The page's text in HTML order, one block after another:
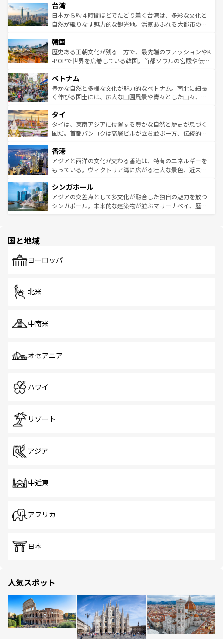
ならではの贅沢な旅のスタイルだ。 なお、新着のアメリカ
情報はコンテンツ一覧を参照してほしい。
れるおもてなしの心で訪れる人々を迎えてくれるハワイの
人々、おいしいローカルフードやハワイアンミュージッ
ク、伝統的なフラダンスなど、すべてがハワイの魅力を彩
ワイを、存分に味わってほしい。 なお、新着のハワイ情報
はコンテンツ一覧を参照してほしい。
リアリーフや大陸中央部にそびえるウルル（エアーズロッ
ク）、タスマニアの美しい原生林やケアンズの熱帯雨林な
ど、見どころがたくさん。また、カフェやワイン、オージ
いる。アクティビティも充実しており、サーフィンやダイ
ビング、ハイキングなど、アウトドア好きにはたまらな
い。オーストラリアの多彩な魅力を存分に味わいつくそ
参照してほしい。
台湾
日本から約４時間ほどでたどり着く台湾は、多彩な文化と
自然が織りなす魅力的な観光地。活気あふれる大都市の台
ン）、静ひつな山岳地帯である台湾東部など、都市の喧騒
と山間の静けさが共存しており、訪れる人に新しい発見と
驚きをもたらしてくれる。また、奥深い台湾の食文化も魅
容にもいいと評判のスイーツなど、バラエティ豊かな料理
が味わえる。 なお、新着の台湾情報は コンテンツ一覧を参
照してほしい。
韓国
歴史ある王朝文化が残る一方で、最先端のファッションやK
-POPで世界を席巻している韓国。首都ソウルの宮殿や伝統
き、地方に足を延ばせば四季折々の自然美を楽しむことが
できる。そして、キムチや焼肉、絶品のストリートフード
まで、さまざまな韓国料理が待っている。夜には、韓国な
リティに包まれながら、韓国の多彩な魅力を心ゆくまで味
わってみてほしい。 なお、新着の韓国情報はコンテンツ一
覧を参照してほしい。
ベトナム
豊かな自然と多様な文化が魅力的なベトナム。南北に細長
く伸びる国土には、広大な田園風景や青々とした山々、世
急速な発展と共に伝統が息づく。ハノイの古い町並みやホ
ーチミン市のフランス統治時代の建物も、独特の雰囲気を
醸し出している。また、バラエティの豊かさとおいしさで
とつ。フォーやバインミー、ベトナムコーヒーなどは、ぜ
ひ現地で味わいたい。どの地域を訪れてもあたたかい人々
が旅行者を迎えてくれるので、きっと忘れられない旅にな
参照してほしい。
タイ
タイは、東南アジアに位置する豊かな自然と歴史が息づく
国だ。首都バンコクは高層ビルが立ち並ぶ一方、伝統的な
の活気が交差している。北部ではチェンマイなどの山岳地
帯で自然と触れ合い、南部ではプーケットやクラビの美し
いビーチでリゾート気分を楽しむことができる。タイ料理
激する。気候は一年中温暖で、どの季節にも異なる楽しみ
が待っている。親しみやすいタイの人々、仏教を中心とし
た文化、そして多様な観光資源が、訪れる旅人を魅了し続
香港
アジアと西洋の文化が交わる香港は、特有のエネルギーを
もっている。ヴィクトリア湾に広がる壮大な景色、近未来
み、どこを訪れても感動するはず。観光スポットが密集し
ており、効率よく見どころを回れるのも魅力。息をのむよ
うな絶景から文化的な体験まで、香港を存分に楽しみ尽く
シンガポール
アジアの交差点として多文化が融合した独自の魅力を放つ
シンガポール。未来的な建築物が並ぶマリーナベイ、歴史
で、ホーカーズは地元の風情を楽しめる外せないスポット
国と地域
ヨーロッパ
北米
中南米
オセアニア
ハワイ
リゾート
アジア
中近東
アフリカ
日本
人気スポット